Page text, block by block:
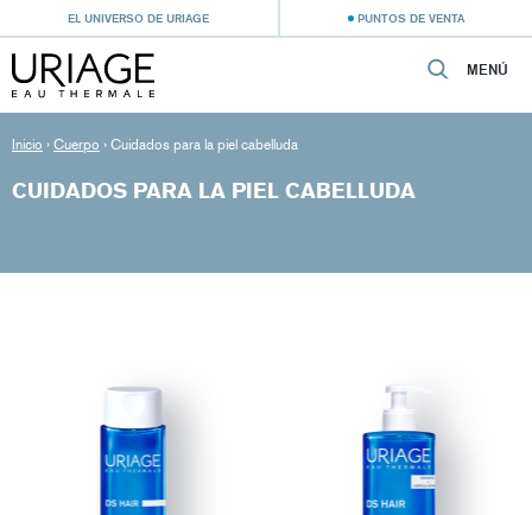
EL UNIVERSO DE URIAGE PUNTOS DE VENTA
MENÚ
Inicio › Cuerpo › Cuidados para la piel cabelluda
CUIDADOS PARA LA PIEL CABELLUDA